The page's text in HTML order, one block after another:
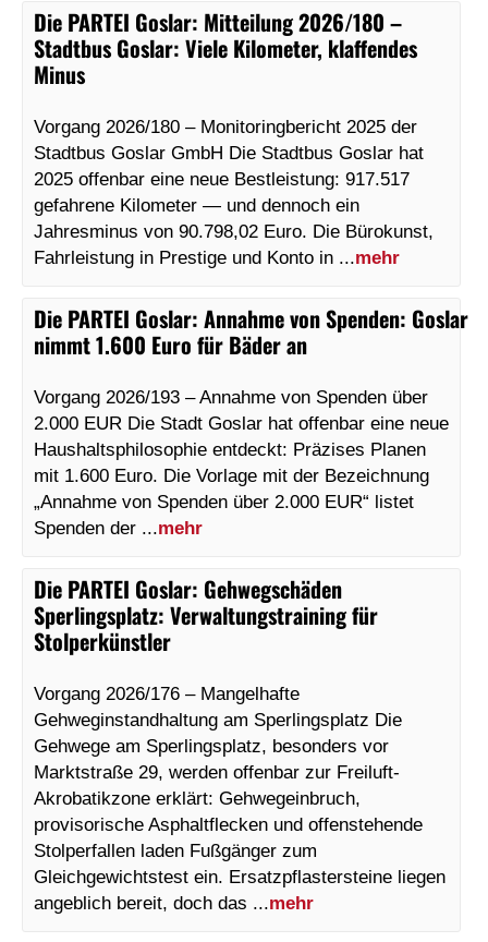
Die PARTEI Goslar: Mitteilung 2026/180 –
Stadtbus Goslar: Viele Kilometer, klaffendes
Minus
Vorgang 2026/180 – Monitoringbericht 2025 der
Stadtbus Goslar GmbH Die Stadtbus Goslar hat
2025 offenbar eine neue Bestleistung: 917.517
gefahrene Kilometer — und dennoch ein
Jahresminus von 90.798,02 Euro. Die Bürokunst,
Fahrleistung in Prestige und Konto in ...mehr
Die PARTEI Goslar: Annahme von Spenden: Goslar
nimmt 1.600 Euro für Bäder an
Vorgang 2026/193 – Annahme von Spenden über
2.000 EUR Die Stadt Goslar hat offenbar eine neue
Haushaltsphilosophie entdeckt: Präzises Planen
mit 1.600 Euro. Die Vorlage mit der Bezeichnung
„Annahme von Spenden über 2.000 EUR“ listet
Spenden der ...mehr
Die PARTEI Goslar: Gehwegschäden
Sperlingsplatz: Verwaltungstraining für
Stolperkünstler
Vorgang 2026/176 – Mangelhafte
Gehweginstandhaltung am Sperlingsplatz Die
Gehwege am Sperlingsplatz, besonders vor
Marktstraße 29, werden offenbar zur Freiluft-
Akrobatikzone erklärt: Gehwegeinbruch,
provisorische Asphaltflecken und offenstehende
Stolperfallen laden Fußgänger zum
Gleichgewichtstest ein. Ersatzpflastersteine liegen
angeblich bereit, doch das ...mehr